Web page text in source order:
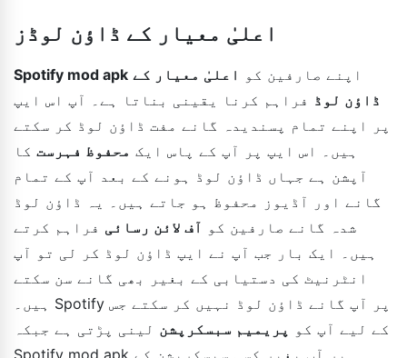
اعلیٰ معیار کے ڈاؤن لوڈز
Spotify mod apk اپنے صارفین کو اعلیٰ معیار کے
ڈاؤن لوڈ فراہم کرنا یقینی بناتا ہے۔ آپ اس ایپ
پر اپنے تمام پسندیدہ گانے مفت ڈاؤن لوڈ کر سکتے
ہیں۔ اس ایپ پر آپ کے پاس ایک محفوظ فہرست کا
آپشن ہے جہاں ڈاؤن لوڈ ہونے کے بعد آپ کے تمام
گانے اور آڈیوز محفوظ ہو جاتے ہیں۔ یہ ڈاؤن لوڈ
شدہ گانے صارفین کو آف لائن رسائی فراہم کرتے
ہیں۔ ایک بار جب آپ نے ایپ ڈاؤن لوڈ کر لی تو آپ
انٹرنیٹ کی دستیابی کے بغیر بھی گانے سن سکتے
ہیں۔ Spotify پر آپ گانے ڈاؤن لوڈ نہیں کر سکتے جس
کے لیے آپ کو پریمیم سبسکرپشن لینی پڑتی ہے جبکہ
Spotify mod apk پر آپ بغیر کسی سبسکرپشن کے